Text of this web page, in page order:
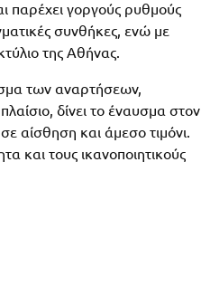
παρέχει γοργούς ρυθμούς
συνθήκες, ενώ με
της Αθήνας.
των αναρτήσεων,
δίνει το έναυσμα στον
αίσθηση και άμεσο τιμόνι.
και τους ικανοποιητικούς